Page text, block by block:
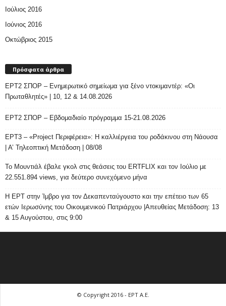
Ιούλιος 2016
Ιούνιος 2016
Οκτώβριος 2015
Πρόσφατα άρθρα
ΕΡΤ2 ΣΠΟΡ – Ενημερωτικό σημείωμα για ξένο ντοκιμαντέρ: «Οι
Πρωταθλητές» | 10, 12 & 14.08.2026
ΕΡΤ2 ΣΠΟΡ – Εβδομαδιαίο πρόγραμμα 15-21.08.2026
ΕΡΤ3 – «Project Περιφέρεια»: Η καλλιέργεια του ροδάκινου στη Νάουσα
| Α’ Τηλεοπτική Μετάδοση | 08/08
Το Μουντιάλ έβαλε γκολ στις θεάσεις του ERTFLIX και τον Ιούλιο με
22.551.894 views, για δεύτερο συνεχόμενο μήνα
Η ΕΡΤ στην Ίμβρο για τον Δεκαπενταύγουστο και την επέτειο των 65
ετών Ιερωσύνης του Οικουμενικού Πατριάρχου |Απευθείας Μετάδοση: 13
& 15 Αυγούστου, στις 9:00
© Copyright 2016 - ΕΡΤ Α.Ε.